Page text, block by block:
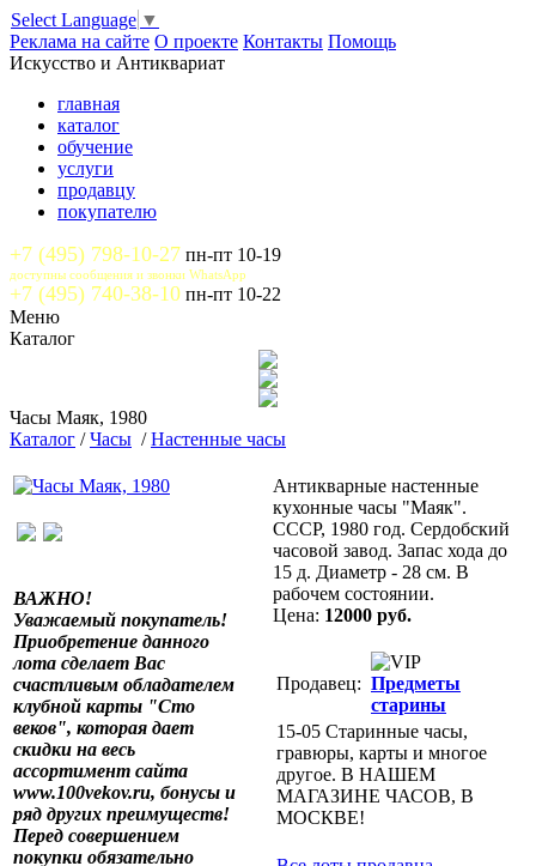
Select Language ▼
Реклама на сайте О проекте Контакты Помощь
Искусство и Антиквариат
главная
каталог
обучение
услуги
продавцу
покупателю
+7 (495) 798-10-27 пн-пт 10-19
доступны сообщения и звонки WhatsApp
+7 (495) 740-38-10 пн-пт 10-22
Меню
Каталог
Часы Маяк, 1980
Каталог /Часы /Настенные часы
ВАЖНО!
Уважаемый покупатель!
Приобретение данного
лота сделает Вас
счастливым обладателем
клубной карты "Сто
веков", которая дает
скидки на весь
ассортимент сайта
www.100vekov.ru, бонусы и
ряд других преимуществ!
Перед совершением
покупки обязательно
Антикварные настенные
кухонные часы "Маяк".
СССР, 1980 год. Сердобский
часовой завод. Запас хода до
15 д. Диаметр - 28 см. В
рабочем состоянии.
Цена: 12000 руб.
Продавец: Предметы
старины
15-05 Старинные часы,
гравюры, карты и многое
другое. В НАШЕМ
МАГАЗИНЕ ЧАСОВ, В
МОСКВЕ!